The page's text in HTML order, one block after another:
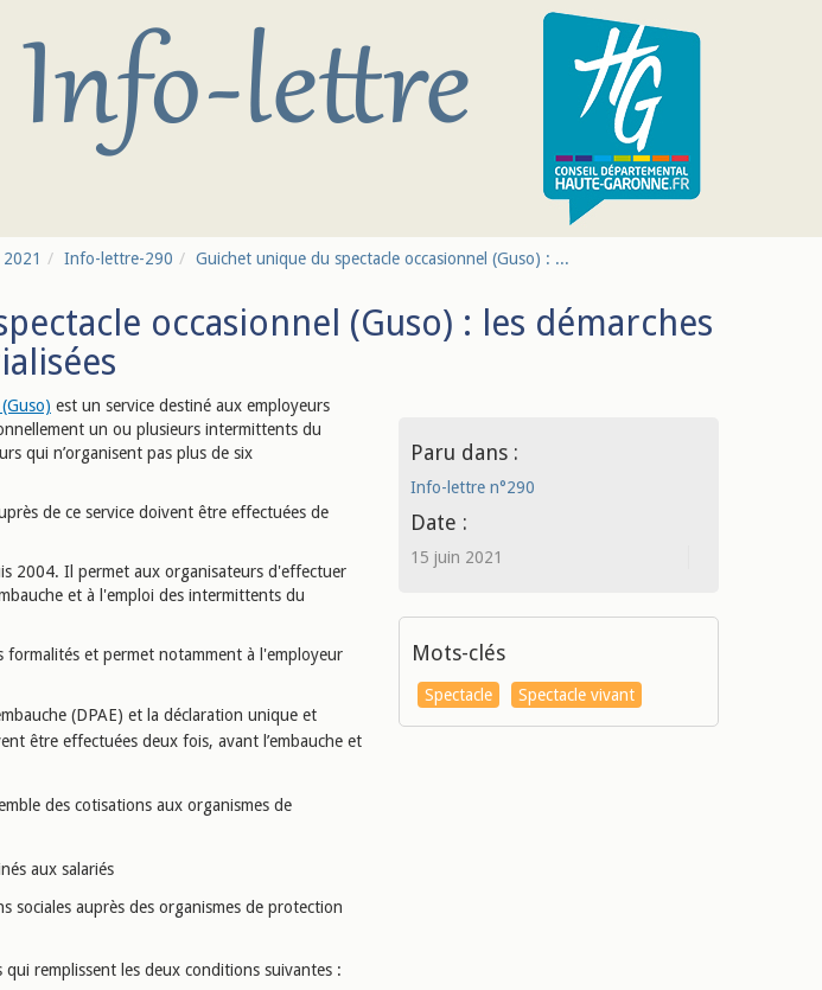
Info-lettre-290 Guichet unique du spectacle occasionnel (Guso) : ...
occasionnel (Guso) : les démarches
est un service destiné aux employeurs
un ou plusieurs intermittents du
qui n’organisent pas plus de six
de ce service doivent être effectuées de
2004. Il permet aux organisateurs d'effectuer
et à l'emploi des intermittents du
formalités et permet notamment à l'employeur
(DPAE) et la déclaration unique et
être effectuées deux fois, avant l’embauche et
des cotisations aux organismes de
aux salariés
sociales auprès des organismes de protection
remplissent les deux conditions suivantes :
Paru dans :
Info-lettre n°290
Date :
15 juin 2021
Mots-clés
Spectacle Spectacle vivant